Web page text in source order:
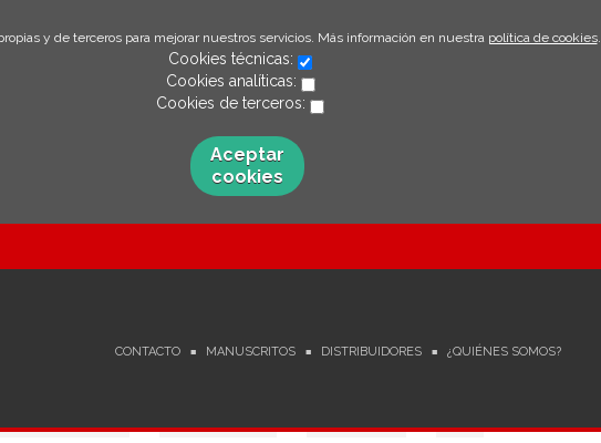
y de terceros para mejorar nuestros servicios. Más información en nuestra política de cookies.
Cookies técnicas:
Cookies analíticas:
Cookies de terceros:
Aceptar
cookies
CONTACTO MANUSCRITOS DISTRIBUIDORES ¿QUIÉNES SOMOS?